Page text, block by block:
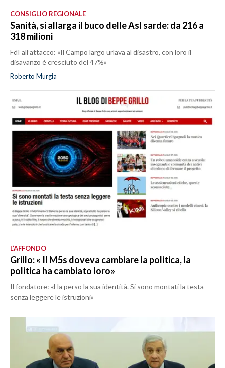
CONSIGLIO REGIONALE
Sanità, si allarga il buco delle Asl sarde: da 216 a
318 milioni
FdI all’attacco: «Il Campo largo urlava al disastro, con loro il
disavanzo è cresciuto del 47%»
Roberto Murgia
L’AFFONDO
Grillo: « Il M5s doveva cambiare la politica, la
politica ha cambiato loro»
Il fondatore: «Ha perso la sua identità. Si sono montati la testa
senza leggere le istruzioni»